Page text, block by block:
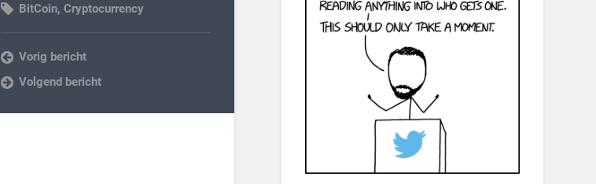
BitCoin,Cryptocurrency
Vorig bericht
Volgend bericht